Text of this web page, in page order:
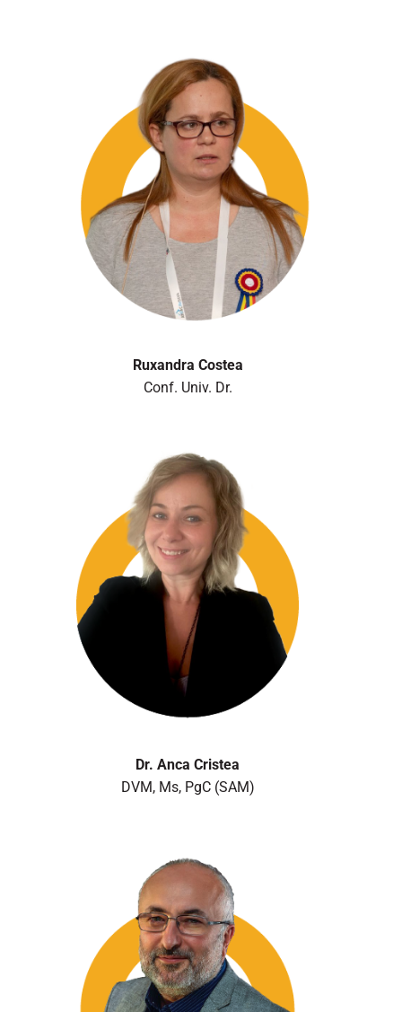
Ruxandra Costea
Conf. Univ. Dr.
Dr. Anca Cristea
DVM, Ms, PgC (SAM)